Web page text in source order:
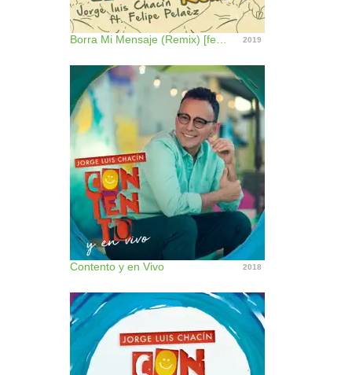
2019
Contento y en Vivo 2018